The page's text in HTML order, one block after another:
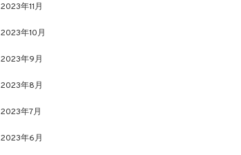
2023年11月
2023年10月
2023年9月
2023年8月
2023年7月
2023年6月